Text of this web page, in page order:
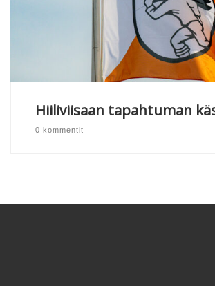
Hiiliviisaan tapahtuman
0 kommentit